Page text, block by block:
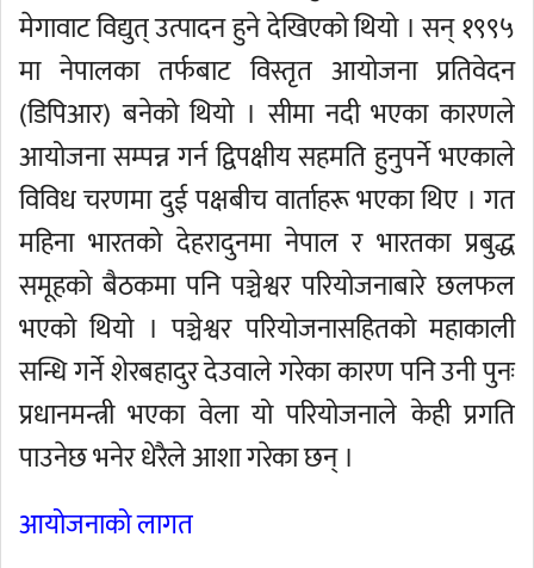
मेगावाट विद्युत् उत्पादन हुने देखिएको थियो । सन् १९९५
मा नेपालका तर्फबाट विस्तृत आयोजना प्रतिवेदन
(डिपिआर) बनेको थियो । सीमा नदी भएका कारणले
आयोजना सम्पन्न गर्न द्विपक्षीय सहमति हुनुपर्ने भएकाले
विविध चरणमा दुई पक्षबीच वार्ताहरू भएका थिए । गत
महिना भारतको देहरादुनमा नेपाल र भारतका प्रबुद्ध
समूहको बैठकमा पनि पञ्चेश्वर परियोजनाबारे छलफल
भएको थियो । पञ्चेश्वर परियोजनासहितको महाकाली
सन्धि गर्ने शेरबहादुर देउवाले गरेका कारण पनि उनी पुनः
प्रधानमन्त्री भएका वेला यो परियोजनाले केही प्रगति
पाउनेछ भनेर धेरैले आशा गरेका छन् ।
आयोजनाको लागत